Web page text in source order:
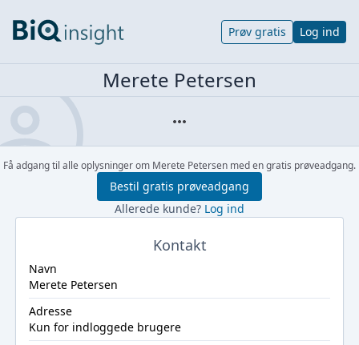
Prøv gratis Log ind
Merete Petersen
Få adgang til alle oplysninger om Merete Petersen med en gratis prøveadgang.
Bestil gratis prøveadgang
Allerede kunde? Log ind
Kontakt
Navn
Merete Petersen
Adresse
Kun for indloggede brugere